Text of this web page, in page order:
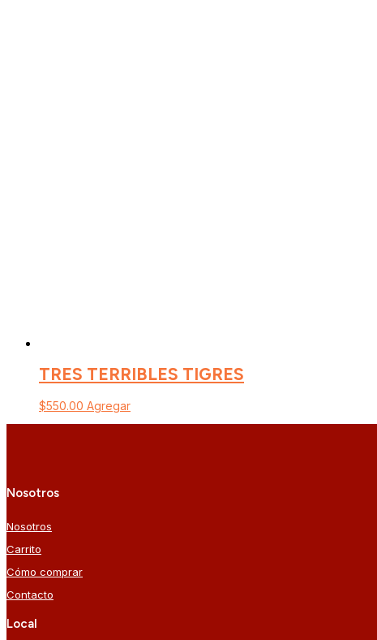
TRES TERRIBLES TIGRES
$550.00 Agregar
Nosotros
Nosotros
Carrito
Cómo comprar
Contacto
Local